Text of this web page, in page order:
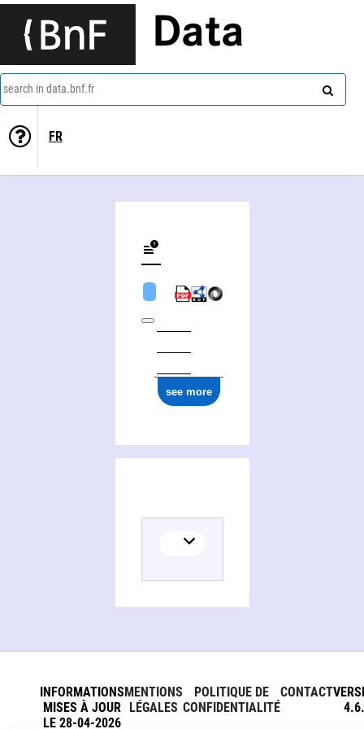
Data
search in data.bnf.fr
FR
see more
INFORMATIONS
MISES À JOUR
LE 28-04-2026
MENTIONS
LÉGALES
POLITIQUE DE
CONFIDENTIALITÉ
CONTACT